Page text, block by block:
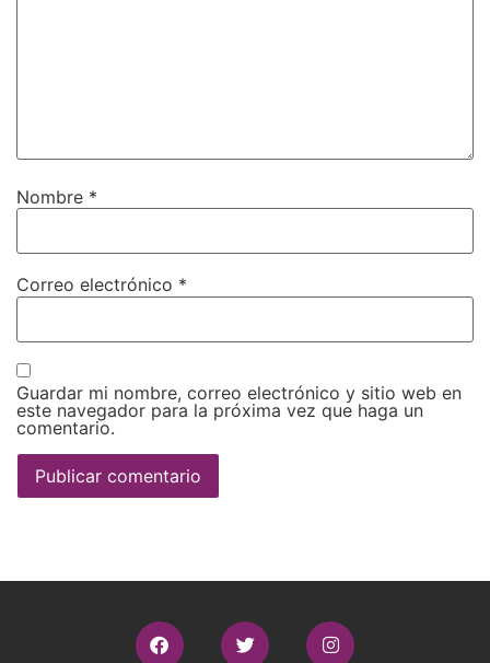
Nombre *
Correo electrónico *
Guardar mi nombre, correo electrónico y sitio web en
este navegador para la próxima vez que haga un
comentario.